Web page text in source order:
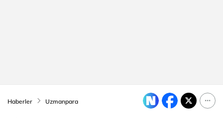
Haberler Uzmanpara